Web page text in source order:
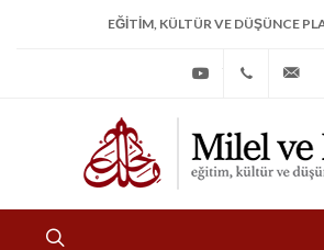
EĞITIM, KÜLTÜR VE DÜŞÜNCE
Youtube +90
533